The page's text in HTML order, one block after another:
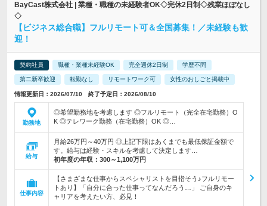
BayCast株式会社 | 業種・職種の未経験者OK◇完休2日制◇残業ほぼなし
◇
【ビジネス総合職】フルリモート可＆全国募集！／未経験も歓
迎！
契約社員 職種・業種未経験OK 完全週休2日制 学歴不問
第二新卒歓迎 転勤なし リモートワーク可 女性のおしごと掲載中
情報更新日：2026/07/10 終了予定日：2026/08/10
勤務地
◎希望勤務地を考慮します ◎フルリモート（完全在宅勤務）O
K ◎テレワーク勤務（在宅勤務）OK ◎…
給与
月給26万円～40万円 ◎上記下限はあくまでも最低保証金額で
す。給与は経験・スキルを考慮して決定します…
初年度の年収： 300～1,100万円
仕事内容
【さまざまな仕事からスペシャリストを目指そう♪フルリモー
トあり】「自分に合った仕事ってなんだろう…」 ご自身のキ
ャリアを考えたい方、必見！